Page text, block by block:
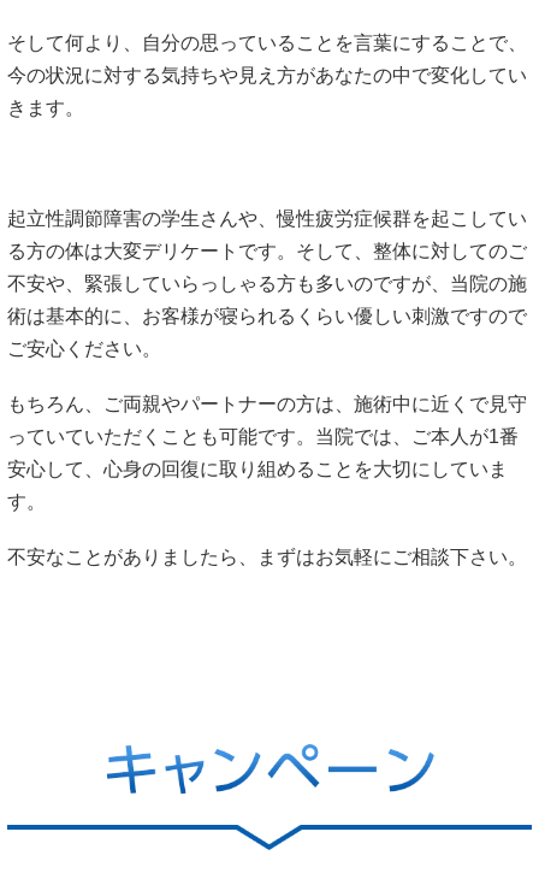
そして何より、自分の思っていることを言葉にすることで、
今の状況に対する気持ちや見え方があなたの中で変化してい
きます。
起立性調節障害の学生さんや、慢性疲労症候群を起こしてい
る方の体は大変デリケートです。そして、整体に対してのご
不安や、緊張していらっしゃる方も多いのですが、当院の施
術は基本的に、お客様が寝られるくらい優しい刺激ですので
ご安心ください。
もちろん、ご両親やパートナーの方は、施術中に近くで見守
っていていただくことも可能です。当院では、ご本人が1番
安心して、心身の回復に取り組めることを大切にしていま
す。
不安なことがありましたら、まずはお気軽にご相談下さい。